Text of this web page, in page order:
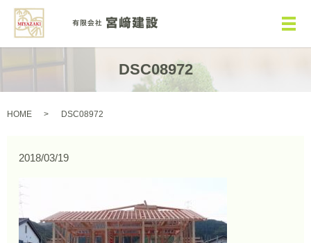
メ
DSC08972
HOME DSC08972
2018/03/19